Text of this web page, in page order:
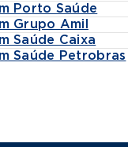
Porto Saúde
Grupo Amil
Saúde Caixa
Saúde Petrobras